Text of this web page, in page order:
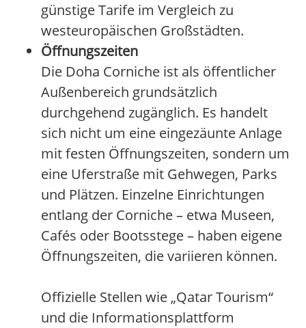
günstige Tarife im Vergleich zu
westeuropäischen Großstädten.
Öffnungszeiten
Die Doha Corniche ist als öffentlicher
Außenbereich grundsätzlich
durchgehend zugänglich. Es handelt
sich nicht um eine eingezäunte Anlage
mit festen Öffnungszeiten, sondern um
eine Uferstraße mit Gehwegen, Parks
und Plätzen. Einzelne Einrichtungen
entlang der Corniche – etwa Museen,
Cafés oder Bootsstege – haben eigene
Öffnungszeiten, die variieren können.
Offizielle Stellen wie „Qatar Tourism“
und die Informationsplattform